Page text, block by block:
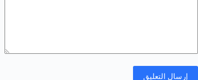
إرسال التعليق